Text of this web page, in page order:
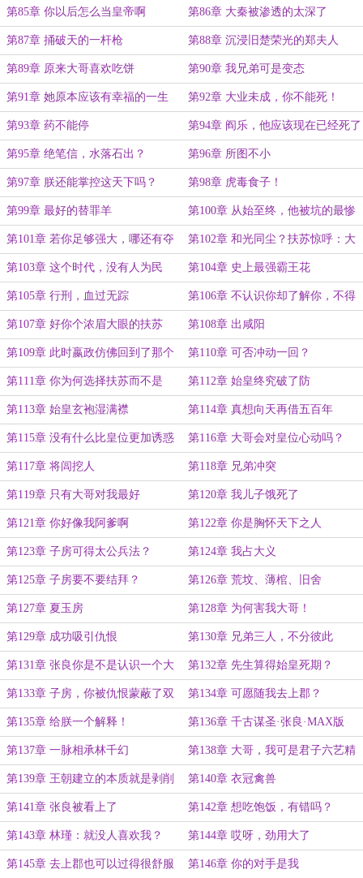
第85章 你以后怎么当皇帝啊 第86章 大秦被渗透的太深了
第87章 捅破天的一杆枪 第88章 沉浸旧楚荣光的郑夫人
第89章 原来大哥喜欢吃饼 第90章 我兄弟可是变态
第91章 她原本应该有幸福的一生 第92章 大业未成，你不能死！
第93章 药不能停 第94章 阎乐，他应该现在已经死了
第95章 绝笔信，水落石出？ 第96章 所图不小
第97章 朕还能掌控这天下吗？ 第98章 虎毒食子！
第99章 最好的替罪羊 第100章 从始至终，他被坑的最惨
第101章 若你足够强大，哪还有夺
嫡之争？
第102章 和光同尘？扶苏惊呼：大
秦要完
第103章 这个时代，没有人为民 第104章 史上最强霸王花
第105章 行刑，血过无踪 第106章 不认识你却了解你，不得
不防
第107章 好你个浓眉大眼的扶苏 第108章 出咸阳
第109章 此时嬴政仿佛回到了那个
少年
第110章 可否冲动一回？
第111章 你为何选择扶苏而不是
朕？
第112章 始皇终究破了防
第113章 始皇玄袍湿满襟 第114章 真想向天再借五百年
第115章 没有什么比皇位更加诱惑
了
第116章 大哥会对皇位心动吗？
第117章 将闾挖人 第118章 兄弟冲突
第119章 只有大哥对我最好 第120章 我儿子饿死了
第121章 你好像我阿爹啊 第122章 你是胸怀天下之人
第123章 子房可得太公兵法？ 第124章 我占大义
第125章 子房要不要结拜？ 第126章 荒坟、薄棺、旧舍
第127章 夏玉房 第128章 为何害我大哥！
第129章 成功吸引仇恨 第130章 兄弟三人，不分彼此
第131章 张良你是不是认识一个大
力士？
第132章 先生算得始皇死期？
第133章 子房，你被仇恨蒙蔽了双
眼
第134章 可愿随我去上郡？
第135章 给朕一个解释！ 第136章 千古谋圣·张良·MAX版
第137章 一脉相承林千幻 第138章 大哥，我可是君子六艺精
通
第139章 王朝建立的本质就是剥削 第140章 衣冠禽兽
第141章 张良被看上了 第142章 想吃饱饭，有错吗？
第143章 林瑾：就没人喜欢我？ 第144章 哎呀，劲用大了
第145章 去上郡也可以过得很舒服 第146章 你的对手是我